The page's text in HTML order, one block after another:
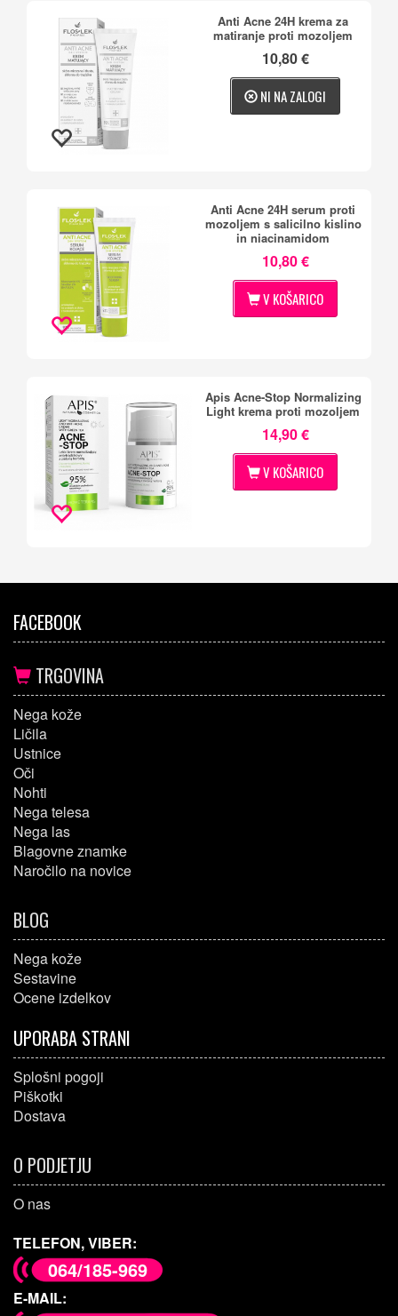
Anti Acne 24H krema za
matiranje proti mozoljem
10,80 €
NI NA ZALOGI
Anti Acne 24H serum proti
mozoljem s salicilno kislino
in niacinamidom
10,80 €
V KOŠARICO
Apis Acne-Stop Normalizing
Light krema proti mozoljem
14,90 €
V KOŠARICO
FACEBOOK
TRGOVINA
Nega kože
Ličila
Ustnice
Oči
Nohti
Nega telesa
Nega las
Blagovne znamke
Naročilo na novice
BLOG
Nega kože
Sestavine
Ocene izdelkov
UPORABA STRANI
Splošni pogoji
Piškotki
Dostava
O PODJETJU
O nas
TELEFON, VIBER:
064/185-969
E-MAIL: